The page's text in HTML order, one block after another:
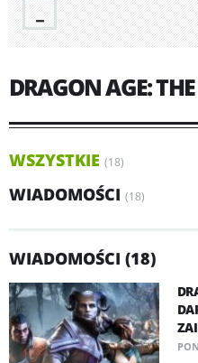
DRAGON AGE:
WSZYSTKIE (18)
WIADOMOŚCI (18)
WIADOMOŚCI (18)